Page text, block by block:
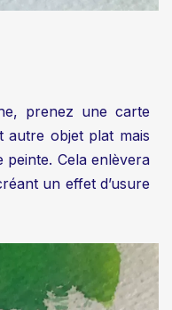
prenez une carte
autre objet plat mais
Cela enlèvera
un effet d’usure